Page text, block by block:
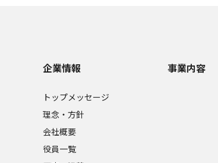
企業情報
トップメッセージ
理念・方針
会社概要
役員一覧
事業内容